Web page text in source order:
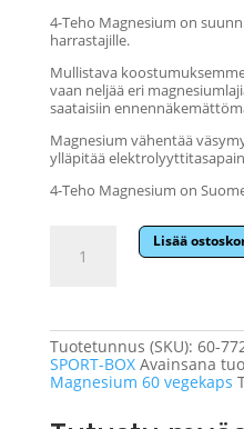
4-Teho Magnesium on
harrastajille.
Mullistava
vaan neljää eri
saataisiin
Magnesium vähentää
ylläpitää
4-Teho Magnesium on
Sport
vegekaps
-
6
kpl:n
Lisää
Tuotetunnus (SKU): 60-
SPORT-BOX Avainsana
Magnesium 60 vegekaps